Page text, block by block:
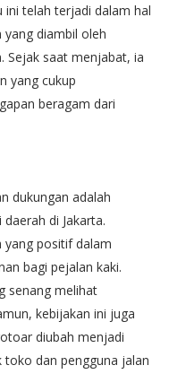
ini telah terjadi dalam hal
diambil oleh
Sejak saat menjabat, ia
yang cukup
beragam dari
dukungan adalah
di Jakarta.
yang positif dalam
bagi pejalan kaki.
senang melihat
kebijakan ini juga
diubah menjadi
toko dan pengguna jalan